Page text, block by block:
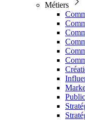
Métiers